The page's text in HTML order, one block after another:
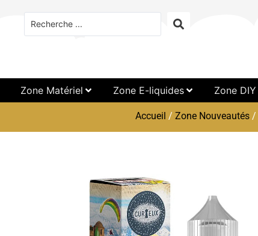
Zone Matériel Zone E-liquides Zone DIY
Accueil / Zone Nouveautés /